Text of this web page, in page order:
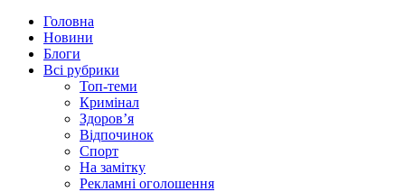
Головна
Новини
Блоги
Всі рубрики
Топ-теми
Кримінал
Здоров’я
Відпочинок
Спорт
На замітку
Рекламні оголошення